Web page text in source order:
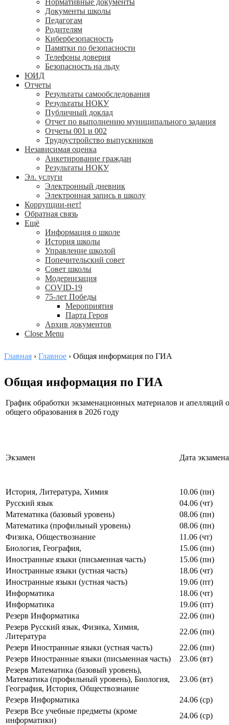
Нормативные документы
Документы школы
Педагогам
Родителям
Кибербезопасность
Памятки по безопасности
Телефоны доверия
Безопасность на льду
ЮИД
Отчеты
Результаты самообследования
Результаты НОКУ
Публичный доклад
Отчет по выполнению муниципального задания
Отчеты 001 и 002
Трудоустройство выпускников
Независимая оценка
Анкетирование граждан
Результаты НОКУ
Эл. услуги
Электронный дневник
Электронная запись в школу
Коррупции-нет!
Обратная связь
Ещё
Информация о школе
История школы
Управление школой
Попечительский совет
Совет школы
Модернизация
COVID-19
75-лет Победы
Мероприятия
Парта Героя
Архив документов
Close Menu
Главная › Главное › Общая информация по ГИА
Общая информация по ГИА
График обработки экзаменационных материалов и апелляций
общего образования в 2026 году
Экзамен Дата экзамена
История, Литература, Химия
10.06 (пн)
Русский язык
04.06 (чт)
Математика (базовый уровень)
08.06 (пн)
Математика (профильный уровень)
08.06 (пн)
Физика, Обществознание
11.06 (чт)
Биология, География,
15.06 (пн)
Иностранные языки (письменная часть)
15.06 (пн)
Иностранные языки (устная часть)
18.06 (чт)
Иностранные языки (устная часть)
19.06 (пт)
Информатика
18.06 (чт)
Информатика
19.06 (пт)
Резерв Информатика
22.06 (пн)
Резерв Русский язык, Физика, Химия,
Литература
22.06 (пн)
Резерв Иностранные языки (устная часть)
22.06 (пн)
Резерв Иностранные языки (письменная часть)
23.06 (вт)
Резерв Математика (базовый уровень),
Математика (профильный уровень), Биология,
География, История, Обществознание
23.06 (вт)
Резерв Информатика
24.06 (ср)
Резерв Все учебные предметы (кроме
информатики)
24.06 (ср)